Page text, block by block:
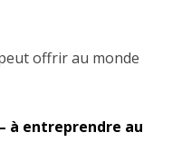
offrir au monde
à entreprendre au